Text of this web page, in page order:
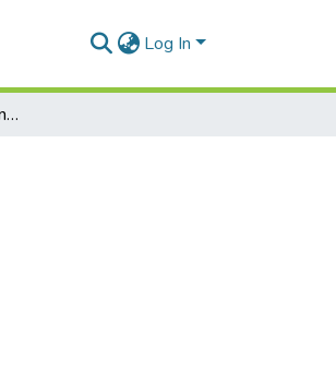
Log In
Stāstīt prasmes veicināšana 6-7 gadus veciem bērniem